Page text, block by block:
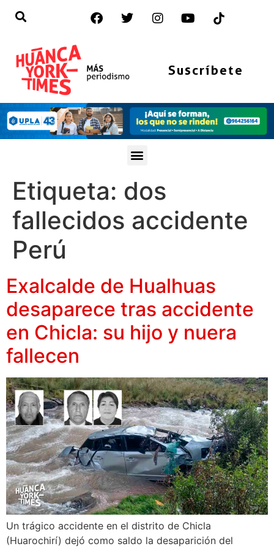
Suscríbete
Etiqueta: dos
fallecidos accidente
Perú
Exalcalde de Hualhuas
desaparece tras accidente
en Chicla: su hijo y nuera
fallecen
Un trágico accidente en el distrito de Chicla
(Huarochirí) dejó como saldo la desaparición del